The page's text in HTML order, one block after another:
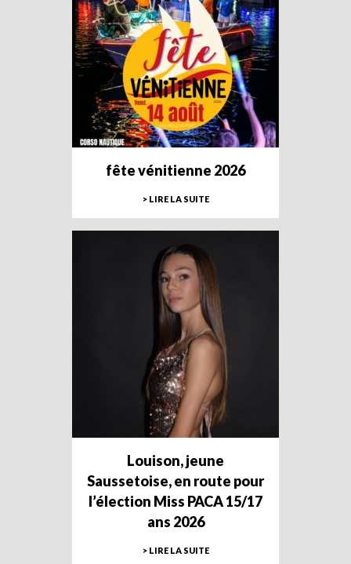
fête vénitienne 2026
> LIRE LA SUITE
Louison, jeune
Saussetoise, en route pour
l’élection Miss PACA 15/17
ans 2026
> LIRE LA SUITE